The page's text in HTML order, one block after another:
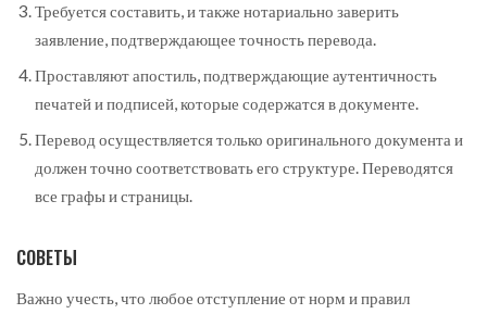
Требуется составить, и также нотариально заверить
заявление, подтверждающее точность перевода.
Проставляют апостиль, подтверждающие аутентичность
печатей и подписей, которые содержатся в документе.
Перевод осуществляется только оригинального документа и
должен точно соответствовать его структуре. Переводятся
все графы и страницы.
СОВЕТЫ
Важно учесть, что любое отступление от норм и правил